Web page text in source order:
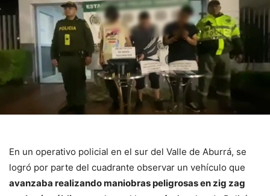
En un operativo policial en el sur del Valle de Aburrá, se
logró por parte del cuadrante observar un vehículo que
avanzaba realizando maniobras peligrosas en zig zag